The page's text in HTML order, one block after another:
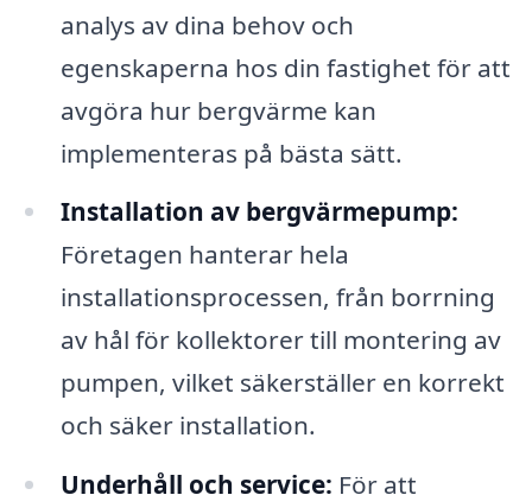
analys av dina behov och
egenskaperna hos din fastighet för att
avgöra hur bergvärme kan
implementeras på bästa sätt.
Installation av bergvärmepump:
Företagen hanterar hela
installationsprocessen, från borrning
av hål för kollektorer till montering av
pumpen, vilket säkerställer en korrekt
och säker installation.
Underhåll och service: För att